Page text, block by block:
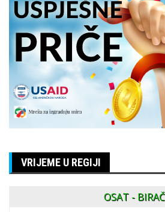
VRIJEME U REGIJI
OSAT - BIRAČ